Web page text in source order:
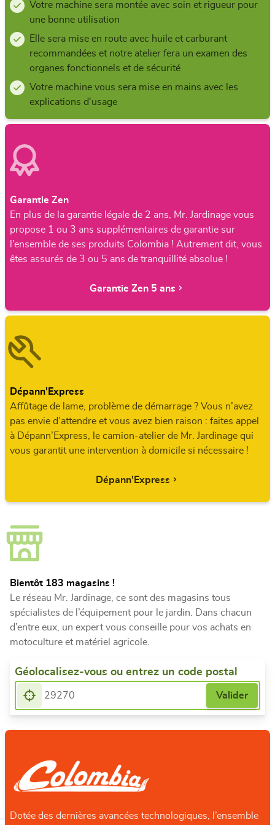
Votre machine sera montée avec soin et rigueur pour
une bonne utilisation
Elle sera mise en route avec huile et carburant
recommandées et notre atelier fera un examen des
organes fonctionnels et de sécurité
Votre machine vous sera mise en mains avec les
explications d'usage
Garantie Zen
En plus de la garantie légale de 2 ans, Mr. Jardinage vous
propose 1 ou 3 ans supplémentaires de garantie sur
l’ensemble de ses produits Colombia ! Autrement dit, vous
êtes assurés de 3 ou 5 ans de tranquillité absolue !
Garantie Zen 5 ans
Dépann'Express
Affûtage de lame, problème de démarrage ? Vous n’avez
pas envie d’attendre et vous avez bien raison : faites appel
à Dépann’Express, le camion-atelier de Mr. Jardinage qui
vous garantit une intervention à domicile si nécessaire !
Dépann'Express
Bientôt 183 magasins !
Le réseau Mr. Jardinage, ce sont des magasins tous
spécialistes de l’équipement pour le jardin. Dans chacun
d’entre eux, un expert vous conseille pour vos achats en
motoculture et matériel agricole.
Géolocalisez-vous ou entrez un code postal
Dotée des dernières avancées technologiques, l’ensemble